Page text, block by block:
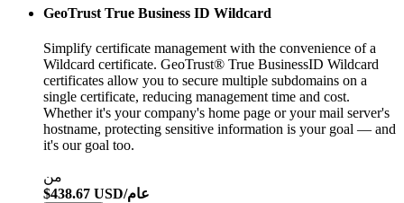
GeoTrust True Business ID Wildcard
Simplify certificate management with the convenience of a
Wildcard certificate. GeoTrust® True BusinessID Wildcard
certificates allow you to secure multiple subdomains on a
single certificate, reducing management time and cost.
Whether it's your company's home page or your mail server's
hostname, protecting sensitive information is your goal — and
it's our goal too.
من
$438.67 USD/عام